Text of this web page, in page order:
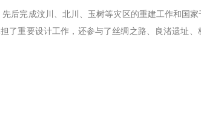
后完成汶川、北川、玉树等灾区的重建工作和国
了重要设计工作，还参与了丝绸之路、良渚遗址、